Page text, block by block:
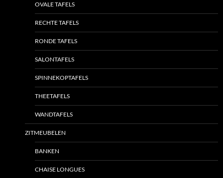
OVALE TAFELS
RECHTE TAFELS
RONDE TAFELS
SALONTAFELS
SPINNEKOPTAFELS
THEETAFELS
WANDTAFELS
ZITMEUBELEN
BANKEN
CHAISE LONGUES